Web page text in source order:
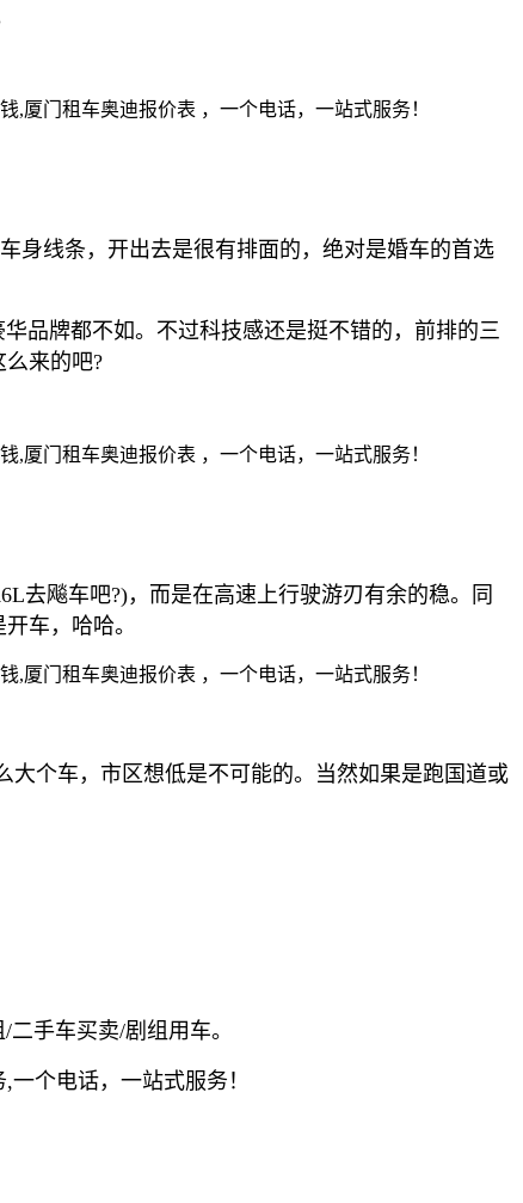
身线条，开出去是很有排面的，绝对是婚车的首选
品牌都不如。不过科技感还是挺不错的，前排的三
来的吧?
去飚车吧?)，而是在高速上行驶游刃有余的稳。同
车，哈哈。
大个车，市区想低是不可能的。当然如果是跑国道或
手车买卖/剧组用车。
个电话，一站式服务！